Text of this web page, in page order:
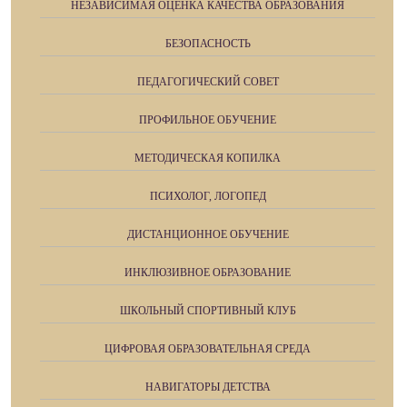
НЕЗАВИСИМАЯ ОЦЕНКА КАЧЕСТВА ОБРАЗОВАНИЯ
БЕЗОПАСНОСТЬ
ПЕДАГОГИЧЕСКИЙ СОВЕТ
ПРОФИЛЬНОЕ ОБУЧЕНИЕ
МЕТОДИЧЕСКАЯ КОПИЛКА
ПСИХОЛОГ, ЛОГОПЕД
ДИСТАНЦИОННОЕ ОБУЧЕНИЕ
ИНКЛЮЗИВНОЕ ОБРАЗОВАНИЕ
ШКОЛЬНЫЙ СПОРТИВНЫЙ КЛУБ
ЦИФРОВАЯ ОБРАЗОВАТЕЛЬНАЯ СРЕДА
НАВИГАТОРЫ ДЕТСТВА